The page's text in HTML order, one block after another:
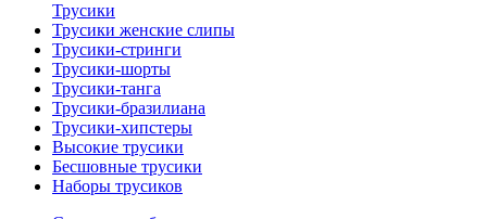
Трусики
Трусики женские слипы
Трусики-стринги
Трусики-шорты
Трусики-танга
Трусики-бразилиана
Трусики-хипстеры
Высокие трусики
Бесшовные трусики
Наборы трусиков